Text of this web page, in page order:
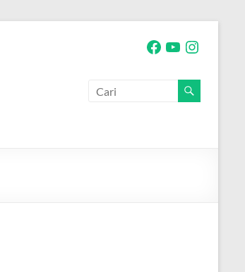
Facebook
YouTubeInstagram